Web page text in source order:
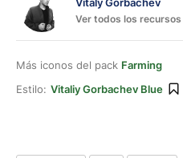
Ver todos los
Más iconos del pack Farming
Estilo: Vitaliy Gorbachev Blue